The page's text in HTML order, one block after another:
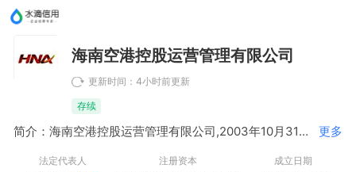
海南空港控股运营管理有限公司
更新时间：4小时前更新
存续
简介：海南空港控股运营管理有限公司,2003年10月31日成立，经营范围包括机场运营管理和与国内外航空运输有关地面服务；机场投资，机场改造；仓储（非危险品），国内外航空运输业务的技术合作、咨询、服务，国家允许的行业、产业的投资经营。 更多
法定代表人 注册资本 成立日期